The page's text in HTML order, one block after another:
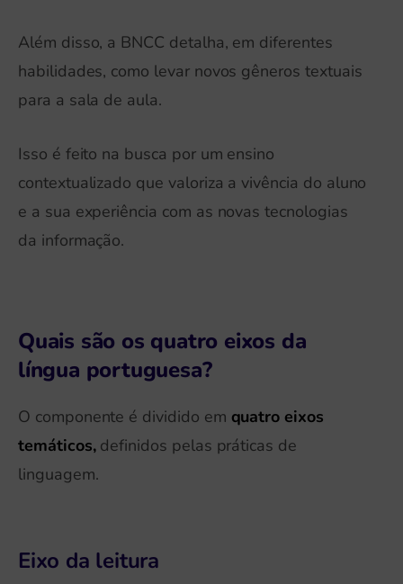
Além disso, a BNCC detalha, em diferentes
habilidades, como levar novos gêneros textuais
para a sala de aula.
Isso é feito na busca por um ensino
contextualizado que valoriza a vivência do aluno
e a sua experiência com as novas tecnologias
da informação.
Quais são os quatro eixos da
língua portuguesa?
O componente é dividido em quatro eixos
temáticos,definidos pelas práticas de
linguagem.
Eixo da leitura